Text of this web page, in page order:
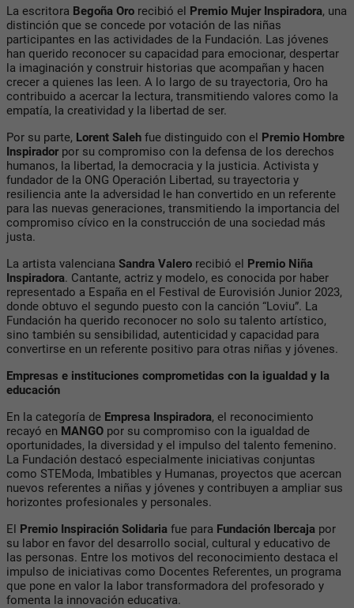
La escritora Begoña Oro recibió el Premio Mujer Inspiradora, una
distinción que se concede por votación de las niñas
participantes en las actividades de la Fundación. Las jóvenes
han querido reconocer su capacidad para emocionar, despertar
la imaginación y construir historias que acompañan y hacen
crecer a quienes las leen. A lo largo de su trayectoria, Oro ha
contribuido a acercar la lectura, transmitiendo valores como la
empatía, la creatividad y la libertad de ser.
Por su parte, Lorent Saleh fue distinguido con el Premio Hombre
Inspiradorpor su compromiso con la defensa de los derechos
humanos, la libertad, la democracia y la justicia. Activista y
fundador de la ONG Operación Libertad, su trayectoria y
resiliencia ante la adversidad le han convertido en un referente
para las nuevas generaciones, transmitiendo la importancia del
compromiso cívico en la construcción de una sociedad más
justa.
La artista valenciana Sandra Valero recibió el Premio Niña
Inspiradora. Cantante, actriz y modelo, es conocida por haber
representado a España en el Festival de Eurovisión Junior 2023,
donde obtuvo el segundo puesto con la canción “Loviu”. La
Fundación ha querido reconocer no solo su talento artístico,
sino también su sensibilidad, autenticidad y capacidad para
convertirse en un referente positivo para otras niñas y jóvenes.
Empresas e instituciones comprometidas con la igualdad y la
educación
En la categoría de Empresa Inspiradora, el reconocimiento
recayó en MANGO por su compromiso con la igualdad de
oportunidades, la diversidad y el impulso del talento femenino.
La Fundación destacó especialmente iniciativas conjuntas
como STEModa, Imbatibles y Humanas, proyectos que acercan
nuevos referentes a niñas y jóvenes y contribuyen a ampliar sus
horizontes profesionales y personales.
El Premio Inspiración Solidaria fue para Fundación Ibercaja por
su labor en favor del desarrollo social, cultural y educativo de
las personas. Entre los motivos del reconocimiento destaca el
impulso de iniciativas como Docentes Referentes, un programa
que pone en valor la labor transformadora del profesorado y
fomenta la innovación educativa.